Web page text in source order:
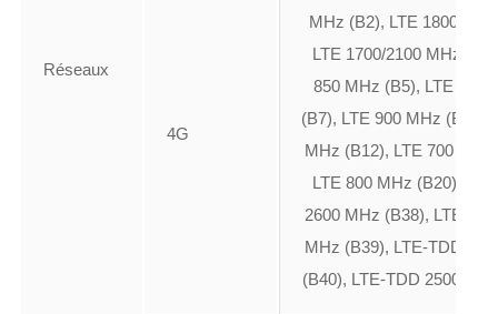
Réseaux
4G
MHz (B2), LTE 1800
LTE 1700/2100 MHz
850 MHz (B5), LTE
(B7), LTE 900 MHz (B8),
MHz (B12), LTE 700 MHz
LTE 800 MHz (B20),
2600 MHz (B38), LTE-
MHz (B39), LTE-TDD
(B40), LTE-TDD 2500